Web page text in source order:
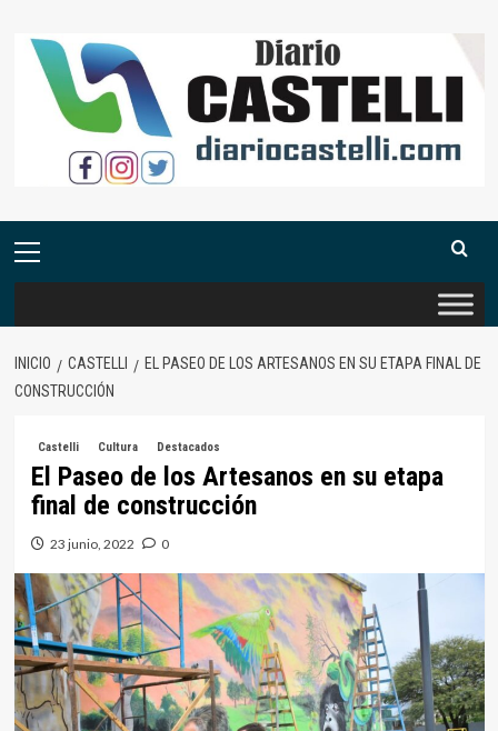
contenido
Menú
INICIO CASTELLI
EL PASEO DE LOS ARTESANOS EN SU ETAPA FINAL DE
CONSTRUCCIÓN
Castelli Cultura Destacados
El Paseo de los Artesanos en su etapa
final de construcción
23 junio, 2022 0